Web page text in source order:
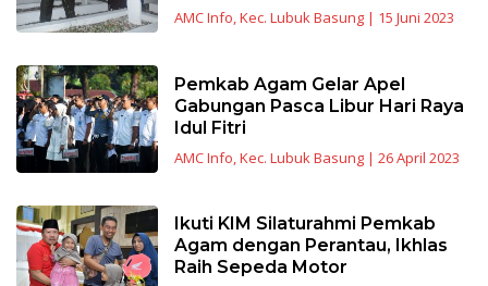
AMC Info,Kec. Lubuk Basung| 15 Juni 2023
Pemkab Agam Gelar Apel
Gabungan Pasca Libur Hari Raya
Idul Fitri
AMC Info,Kec. Lubuk Basung| 26 April 2023
Ikuti KIM Silaturahmi Pemkab
Agam dengan Perantau, Ikhlas
Raih Sepeda Motor